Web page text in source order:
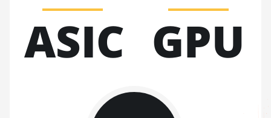
BITMAIN AntMiner S19
BITMAIN AntMiner S19
Pro Hyd. (184Th)
BITMAIN AntMiner S19
ASIC GPU